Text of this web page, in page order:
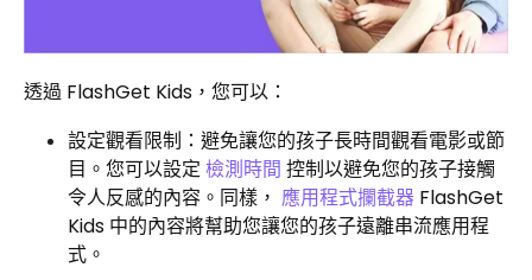
透過 FlashGet Kids，您可以：
設定觀看限制：避免讓您的孩子長時間觀看電影或節
目。您可以設定檢測時間 控制以避免您的孩子接觸
令人反感的內容。同樣， 應用程式攔截器 FlashGet
Kids 中的內容將幫助您讓您的孩子遠離串流應用程
式。